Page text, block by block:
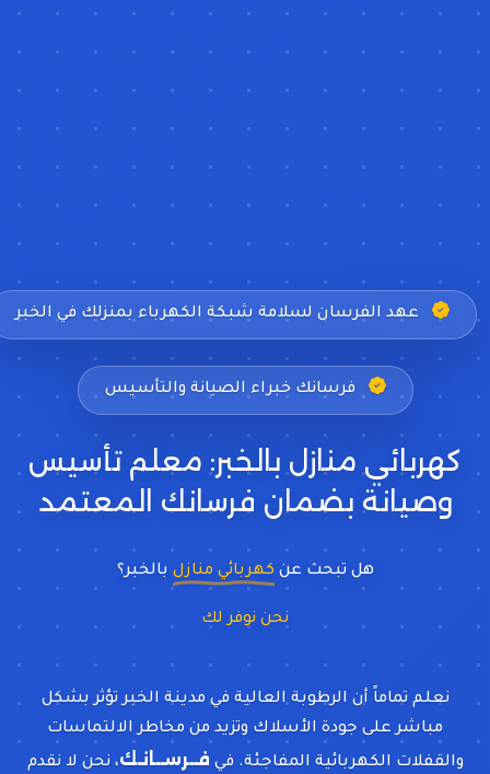
عهد الفرسان لسلامة شبكة الكهرباء بمنزلك في الخبر
فرسانك خبراء الصيانة والتأسيس
كهربائي منازل بالخبر: معلم تأسيس
وصيانة بضمان فرسانك المعتمد
هل تبحث عن كهربائي منازل بالخبر؟
نحن نوفر لك حلول انقطاع
نعلم تماماً أن الرطوبة العالية في مدينة الخبر تؤثر بشكل
مباشر على جودة الأسلاك وتزيد من مخاطر الالتماسات
والقفلات الكهربائية المفاجئة. في فــرســانـك، نحن لا نقدم